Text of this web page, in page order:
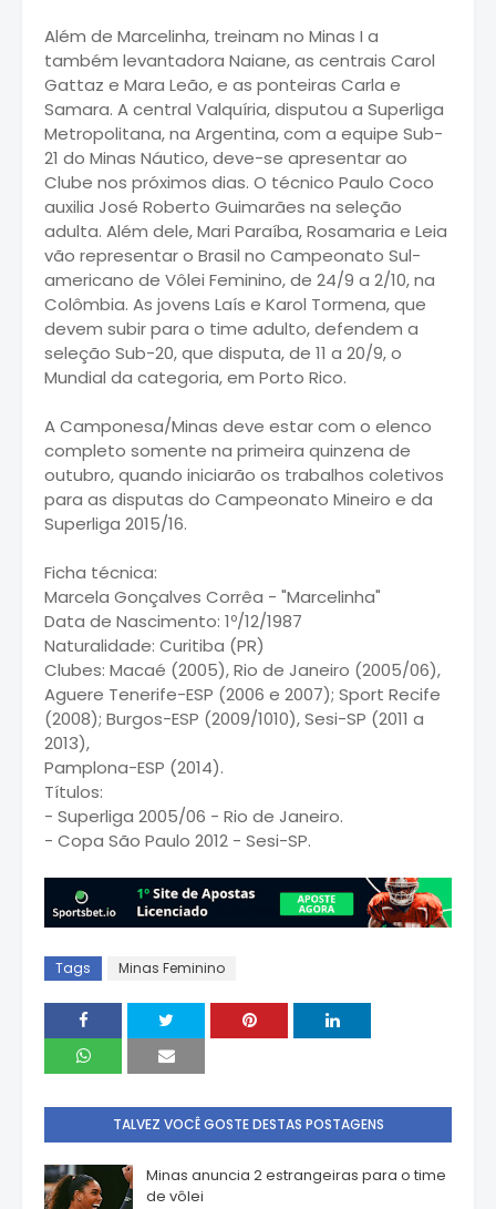
Além de Marcelinha, treinam no Minas I a
também levantadora Naiane, as centrais Carol
Gattaz e Mara Leão, e as ponteiras Carla e
Samara. A central Valquíria, disputou a Superliga
Metropolitana, na Argentina, com a equipe Sub-
21 do Minas Náutico, deve-se apresentar ao
Clube nos próximos dias. O técnico Paulo Coco
auxilia José Roberto Guimarães na seleção
adulta. Além dele, Mari Paraíba, Rosamaria e Leia
vão representar o Brasil no Campeonato Sul-
americano de Vôlei Feminino, de 24/9 a 2/10, na
Colômbia. As jovens Laís e Karol Tormena, que
devem subir para o time adulto, defendem a
seleção Sub-20, que disputa, de 11 a 20/9, o
Mundial da categoria, em Porto Rico.
A Camponesa/Minas deve estar com o elenco
completo somente na primeira quinzena de
outubro, quando iniciarão os trabalhos coletivos
para as disputas do Campeonato Mineiro e da
Superliga 2015/16.
Ficha técnica:
Marcela Gonçalves Corrêa - "Marcelinha"
Data de Nascimento: 1º/12/1987
Naturalidade: Curitiba (PR)
Clubes: Macaé (2005), Rio de Janeiro (2005/06),
Aguere Tenerife-ESP (2006 e 2007); Sport Recife
(2008); Burgos-ESP (2009/1010), Sesi-SP (2011 a
2013),
Pamplona-ESP (2014).
Títulos:
- Superliga 2005/06 - Rio de Janeiro.
- Copa São Paulo 2012 - Sesi-SP.
Tags Minas Feminino
TALVEZ VOCÊ GOSTE DESTAS POSTAGENS
Minas anuncia 2 estrangeiras para o time
de vôlei